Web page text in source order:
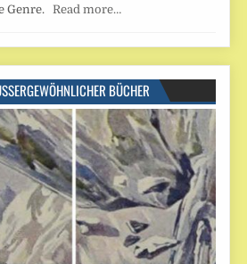
Genre.Read more…
BÜCHER